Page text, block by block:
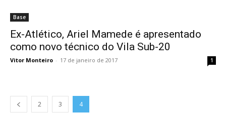
Base
Ex-Atlético, Ariel Mamede é apresentado
como novo técnico do Vila Sub-20
Vitor Monteiro - 17 de janeiro de 2017 1
2 3 4